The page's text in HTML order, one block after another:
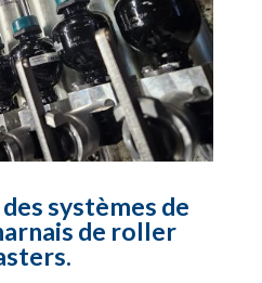
systèmes de
de roller